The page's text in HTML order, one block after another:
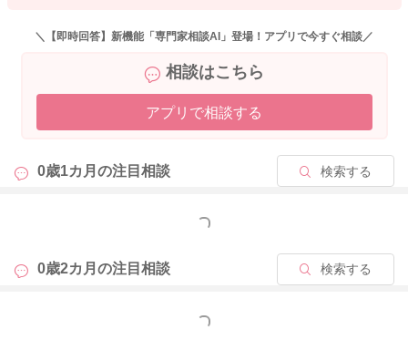
＼【即時回答】新機能「専門家相談AI」登場！アプリで今すぐ相談／
相談はこちら
アプリで相談する
0歳1カ月の注目相談 検索する
もっと見る
0歳2カ月の注目相談 検索する
もっと見る